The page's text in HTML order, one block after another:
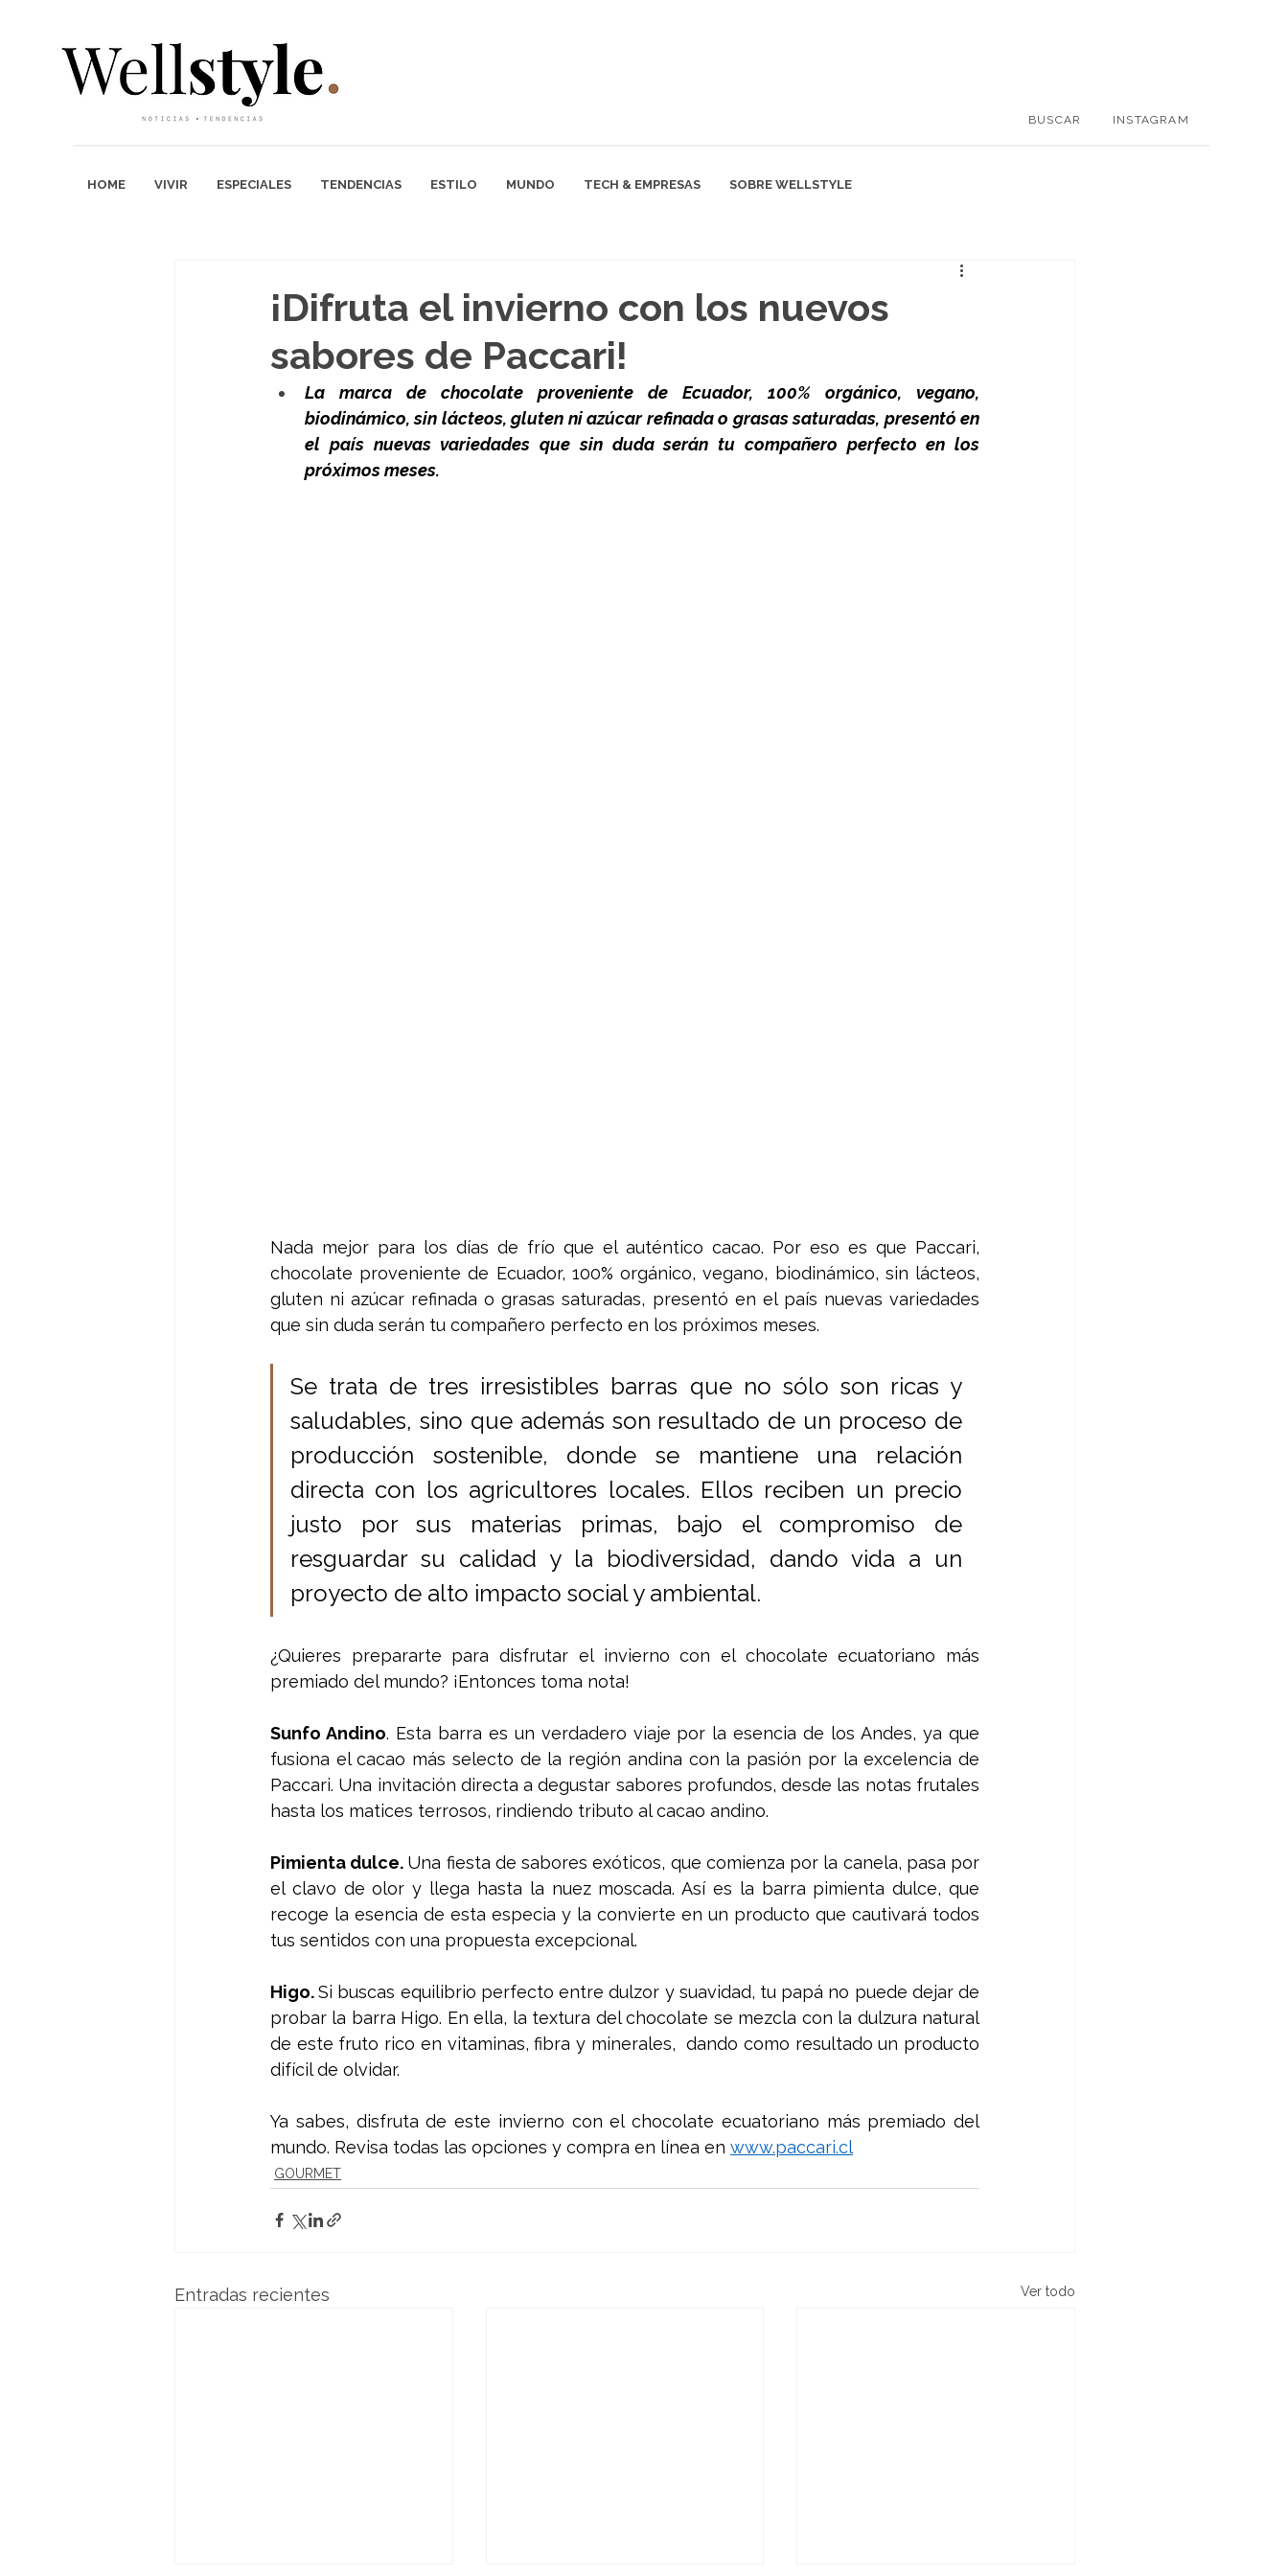
BUSCAR INSTAGRAM
HOME VIVIR ESPECIALES TENDENCIAS ESTILO MUNDO TECH & EMPRESAS SOBRE WELLSTYLE
¡Difruta el invierno con los nuevos
sabores de Paccari!
La marca de chocolate proveniente de Ecuador, 100% orgánico, vegano,
biodinámico, sin lácteos, gluten ni azúcar refinada o grasas saturadas, presentó en
el país nuevas variedades que sin duda serán tu compañero perfecto en los
próximos meses.
Nada mejor para los días de frío que el auténtico cacao. Por eso es que Paccari,
chocolate proveniente de Ecuador, 100% orgánico, vegano, biodinámico, sin lácteos,
gluten ni azúcar refinada o grasas saturadas, presentó en el país nuevas variedades
que sin duda serán tu compañero perfecto en los próximos meses.
Se trata de tres irresistibles barras que no sólo son ricas y
saludables, sino que además son resultado de un proceso de
producción sostenible, donde se mantiene una relación
directa con los agricultores locales. Ellos reciben un precio
justo por sus materias primas, bajo el compromiso de
resguardar su calidad y la biodiversidad, dando vida a un
proyecto de alto impacto social y ambiental.
¿Quieres prepararte para disfrutar el invierno con el chocolate ecuatoriano más
premiado del mundo? ¡Entonces toma nota!
Sunfo Andino. Esta barra es un verdadero viaje por la esencia de los Andes, ya que
fusiona el cacao más selecto de la región andina con la pasión por la excelencia de
Paccari. Una invitación directa a degustar sabores profundos, desde las notas frutales
hasta los matices terrosos, rindiendo tributo al cacao andino.
Pimienta dulce. Una fiesta de sabores exóticos, que comienza por la canela, pasa por
el clavo de olor y llega hasta la nuez moscada. Así es la barra pimienta dulce, que
recoge la esencia de esta especia y la convierte en un producto que cautivará todos
tus sentidos con una propuesta excepcional.
Higo. Si buscas equilibrio perfecto entre dulzor y suavidad, tu papá no puede dejar de
probar la barra Higo. En ella, la textura del chocolate se mezcla con la dulzura natural
de este fruto rico en vitaminas, fibra y minerales,  dando como resultado un producto
difícil de olvidar.
Ya sabes, disfruta de este invierno con el chocolate ecuatoriano más premiado del
mundo. Revisa todas las opciones y compra en línea en www.paccari.cl
GOURMET
Entradas recientes Ver todo